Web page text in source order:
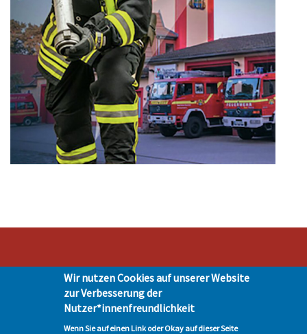
Stadt Hohen Neuendorf • Oranienburger Str. 2 • 16540 Hohen Neuendorf •
Telefon 03303-528-0
Impressum|Presse|Datenschutz| © Hohen-Neuendorf.de, Alle Rechte
vorbehalten - Vervielfältigung nur mit unserer Genehmigung
Wir nutzen Cookies auf unserer Website
zur Verbesserung der
Nutzer*innenfreundlichkeit
Wenn Sie auf einen Link oder Okay auf dieser Seite